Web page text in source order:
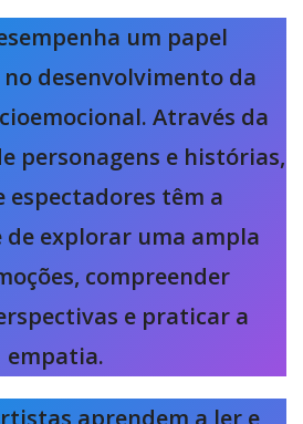
um papel
desenvolvimento da
Através da
personagens e histórias,
espectadores têm a
explorar uma ampla
compreender
e praticar a
empatia.